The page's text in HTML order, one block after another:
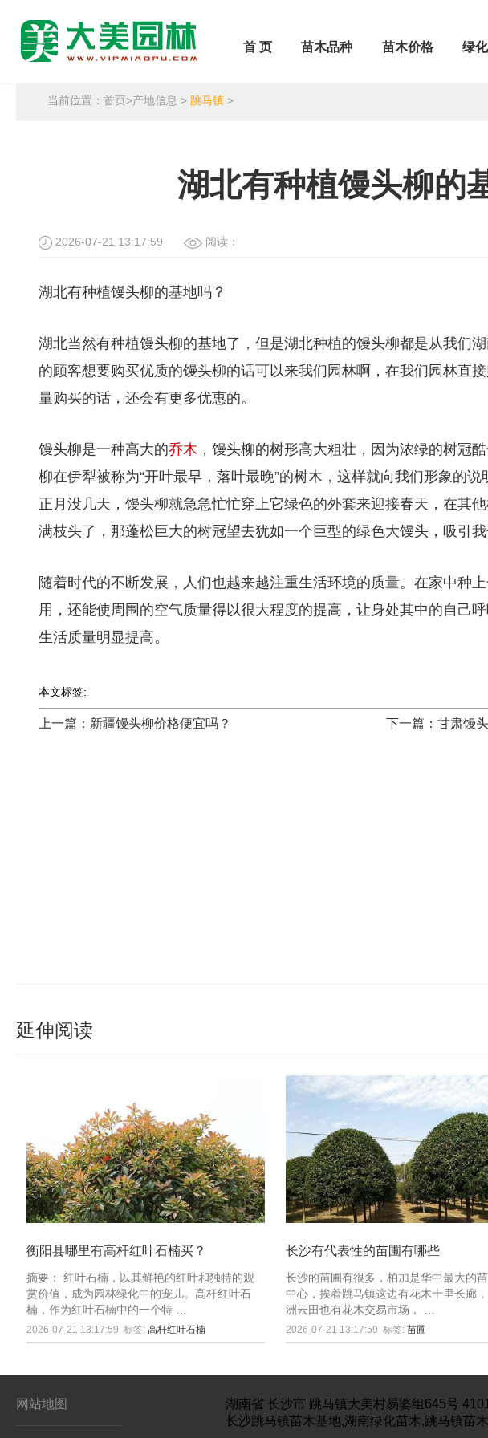
首 页 苗木品种 苗木价格 绿
当前位置：首页>产地信息 > 跳马镇 >
湖北有种植馒头柳的
2026-07-21 13:17:59 阅读：
湖北有种植馒头柳的基地吗？
湖北当然有种植馒头柳的基地了，但是湖北种植的馒头柳都是从我们
的顾客想要购买优质的馒头柳的话可以来我们园林啊，在我们园林直
量购买的话，还会有更多优惠的。
馒头柳是一种高大的乔木 ，馒头柳的树形高大粗壮，因为浓绿的树冠
柳在伊犁被称为“开叶最早，落叶最晚”的树木，这样就向我们形象的
正月没几天，馒头柳就急急忙忙穿上它绿色的外套来迎接春天，在其
满枝头了，那蓬松巨大的树冠望去犹如一个巨型的绿色大馒头，吸引我
随着时代的不断发展，人们也越来越注重生活环境的质量。在家中种
用，还能使周围的空气质量得以很大程度的提高，让身处其中的自己
生活质量明显提高。
本文标签:
上一篇：新疆馒头柳价格便宜吗？ 下一篇：甘肃馒
延伸阅读
衡阳县哪里有高杆红叶石楠买？
摘要： 红叶石楠，以其鲜艳的红叶和独特的观
赏价值，成为园林绿化中的宠儿。高杆红叶石
楠，作为红叶石楠中的一个特 …
2026-07-21 13:17:59 标签:高杆红叶石楠
长沙有代表性的苗圃有哪些
长沙的苗圃有很多，柏加是华中最大的
中心，挨着跳马镇这边有花木十里长廊
洲云田也有花木交易市场， …
2026-07-21 13:17:59 标签:苗圃
网站地图 湖南省 长沙市 跳马镇大美村易婆组645号
长沙跳马镇苗木基地,湖南绿化苗木,跳马镇苗